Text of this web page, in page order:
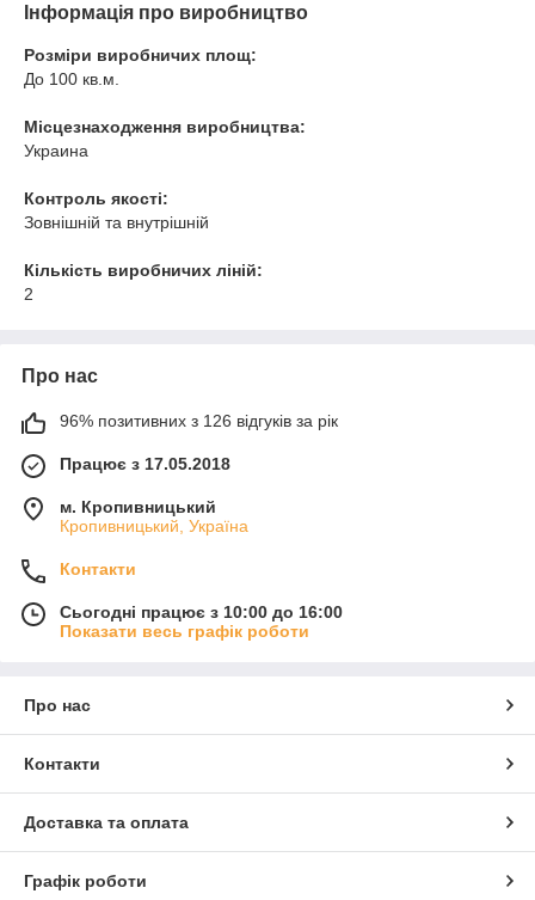
Інформація про виробництво
Розміри виробничих площ:
До 100 кв.м.
Місцезнаходження виробництва:
Украина
Контроль якості:
Зовнішній та внутрішній
Кількість виробничих ліній:
2
Про нас
96% позитивних з 126 відгуків за рік
Працює з 17.05.2018
м. Кропивницький
Кропивницький, Україна
Контакти
Сьогодні працює з 10:00 до 16:00
Показати весь графік роботи
Про нас
Контакти
Доставка та оплата
Графік роботи